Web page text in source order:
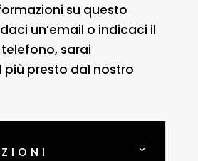
su questo
un’email o indicaci il
sarai
presto dal nostro